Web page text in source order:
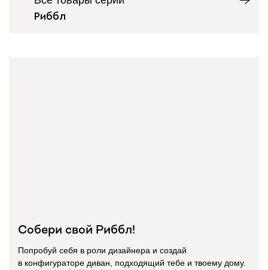
Риббл
Собери свой Риббл!
Попробуй себя в роли дизайнера и создай
в конфигураторе диван, подходящий тебе и твоему дому.